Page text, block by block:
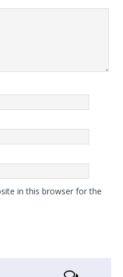
in this browser for the